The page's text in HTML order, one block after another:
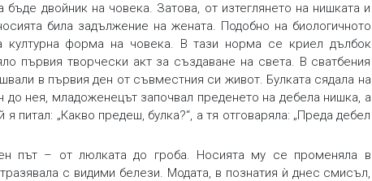
двойник на човека. Затова, от изтеглянето на нишката и
била задължение на жената. Подобно на биологичното
културна форма на човека. В тази норма се криел дълбок
първия творчески акт за създаване на света. В сватбения
в първия ден от съвместния си живот. Булката сядала на
нея, младоженецът започвал преденето на дебела нишка, а
питал: „Какво предеш, булка?“, а тя отговаряла: „Преда дебел
път – от люлката до гроба. Носията му се променяла в
с видими белези. Модата, в познатия ѝ днес смисъл,